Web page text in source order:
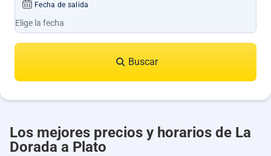
Fecha de salida
Buscar
Los mejores precios y horarios de La
Dorada a Plato